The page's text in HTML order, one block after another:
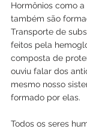
Hormônios como
também são
Transporte de
feitos pela
composta de
ouviu falar dos
mesmo nosso
formado por elas.
Todos os seres